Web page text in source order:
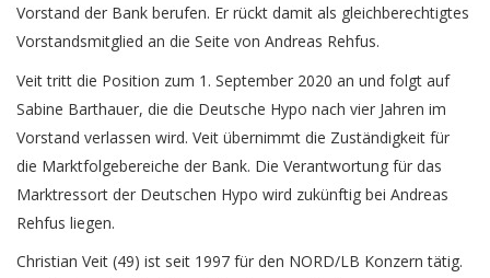
Vorstand der Bank berufen. Er rückt damit als gleichberechtigtes
Vorstandsmitglied an die Seite von Andreas Rehfus.
Veit tritt die Position zum 1. September 2020 an und folgt auf
Sabine Barthauer, die die Deutsche Hypo nach vier Jahren im
Vorstand verlassen wird. Veit übernimmt die Zuständigkeit für
die Marktfolgebereiche der Bank. Die Verantwortung für das
Marktressort der Deutschen Hypo wird zukünftig bei Andreas
Rehfus liegen.
Christian Veit (49) ist seit 1997 für den NORD/LB Konzern tätig.